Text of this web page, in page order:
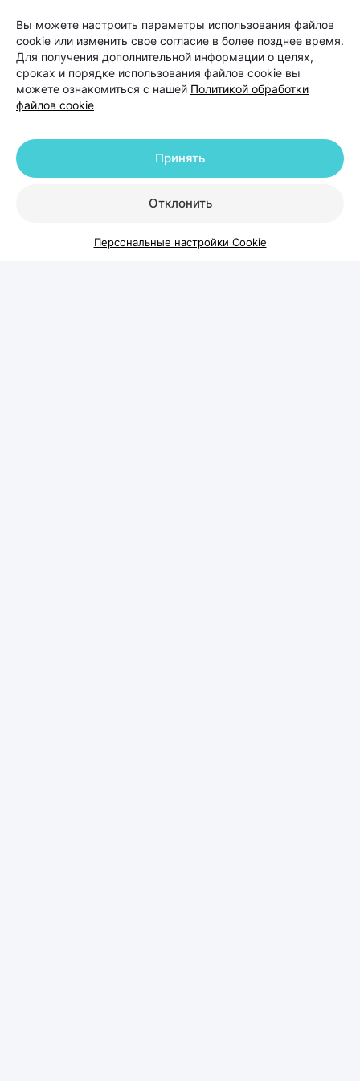
связано с гормональными
изменениями, дефицитными
состояниями, стрессом,
беременностью, заболеваниями
восстановлением после перенесенных
заболеваний. У мужчин на первом
месте стоит андрогенетическая
облысения, при котором волосы
Вы можете настроить параметры использования файлов
cookie или изменить свое согласие в более позднее время.
Для получения дополнительной информации о целях,
сроках и порядке использования файлов cookie вы
можете ознакомиться с нашей Политикой обработки
файлов cookie
Отклонить
Принять
Персональные настройки Cookie